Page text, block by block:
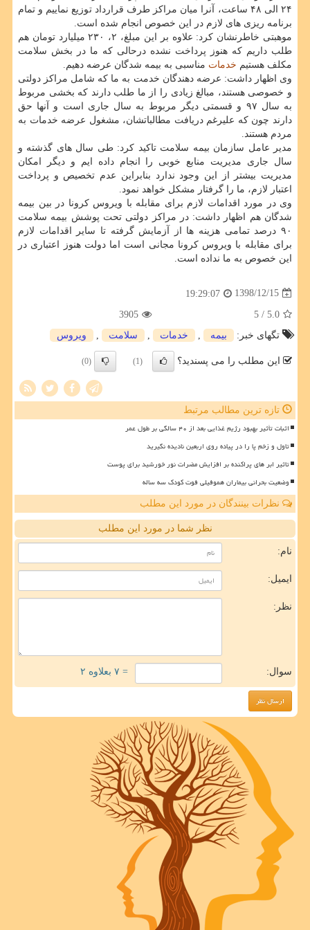
۲۴ الی ۴۸ ساعت، آنرا میان مراكز طرف قرارداد توزیع نماییم و تمام
برنامه ریزی های لازم در این خصوص انجام شده است.
موهبتی خاطرنشان كرد: علاوه بر این مبلغ، ۲، ۲۳۰ میلیارد تومان هم
طلب داریم كه هنوز پرداخت نشده درحالی كه ما در بخش سلامت
مكلف هستیم خدمات مناسبی به بیمه شدگان عرضه دهیم.
وی اظهار داشت: عرضه دهندگان خدمت به ما كه شامل مراكز دولتی
و خصوصی هستند، مبالغ زیادی را از ما طلب دارند كه بخشی مربوط
به سال ۹۷ و قسمتی دیگر مربوط به سال جاری است و آنها حق
دارند چون كه علیرغم دریافت مطالباتشان، مشغول عرضه خدمات به
مردم هستند.
مدیر عامل سازمان بیمه سلامت تاكید كرد: طی سال های گذشته و
سال جاری مدیریت منابع خوبی را انجام داده ایم و دیگر امكان
مدیریت بیشتر از این وجود ندارد بنابراین عدم تخصیص و پرداخت
اعتبار لازم، ما را گرفتار مشكل خواهد نمود.
وی در مورد اقدامات لازم برای مقابله با ویروس كرونا در بین بیمه
شدگان هم اظهار داشت: در مراكز دولتی تحت پوشش بیمه سلامت
۹۰ درصد تمامی هزینه ها از آزمایش گرفته تا سایر اقدامات لازم
برای مقابله با ویروس كرونا مجانی است اما دولت هنوز اعتباری در
این خصوص به ما نداده است.
1398/12/15
19:29:07
5.0
/ 5
3905
تگهای خبر:
بیمه خدمات سلامت ویروس
این مطلب را می پسندید؟ (1)
(0)
تازه ترین مطالب مرتبط
اثبات تأثیر بهبود رژیم غذایی بعد از ۴۰ سالگی بر طول عمر
تاول و زخم پا را در پیاده روی اربعین نادیده نگیرید
تاثیر ابر های پراکنده بر افزایش مضرات نور خورشید برای پوست
وضعیت بحرانی بیماران هموفیلی فوت کودک سه ساله
نظرات بینندگان در مورد این مطلب
نظر شما در مورد این مطلب
نام:
ایمیل:
نظر:
سوال: = ۷ بعلاوه ۲